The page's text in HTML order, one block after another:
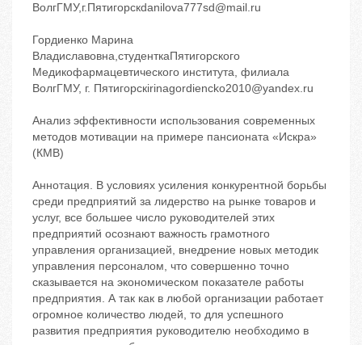
ВолгГМУ,г.Пятигорскdanilova777sd@mail.ru
Гордиенко Марина
Владиславовна,студенткаПятигорского
Медикофармацевтического института, филиала
ВолгГМУ, г. Пятигорскirinagordiencko2010@yandex.ru
Анализ эффективности использования современных
методов мотивации на примере пансионата «Искра»
(КМВ)
Аннотация. В условиях усиления конкурентной борьбы
среди предприятий за лидерство на рынке товаров и
услуг, все большее число руководителей этих
предприятий осознают важность грамотного
управления организацией, внедрение новых методик
управления персоналом, что совершенно точно
сказывается на экономическом показателе работы
предприятия. А так как в любой организации работает
огромное количество людей, то для успешного
развития предприятия руководителю необходимо в